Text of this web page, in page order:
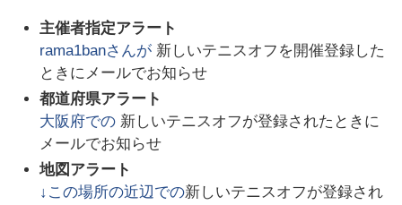
主催者指定アラート
rama1banさんが 新しいテニスオフを開催登録した
ときにメールでお知らせ
都道府県アラート
大阪府での 新しいテニスオフが登録されたときに
メールでお知らせ
地図アラート
↓この場所の近辺での新しいテニスオフが登録され